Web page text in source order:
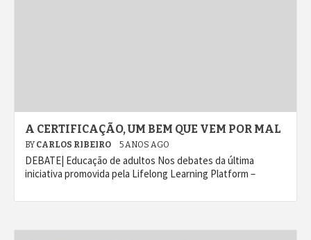
A CERTIFICAÇÃO, UM BEM QUE VEM POR MAL
BY CARLOS RIBEIRO 5 ANOS AGO
DEBATE| Educação de adultos Nos debates da última
iniciativa promovida pela Lifelong Learning Platform –